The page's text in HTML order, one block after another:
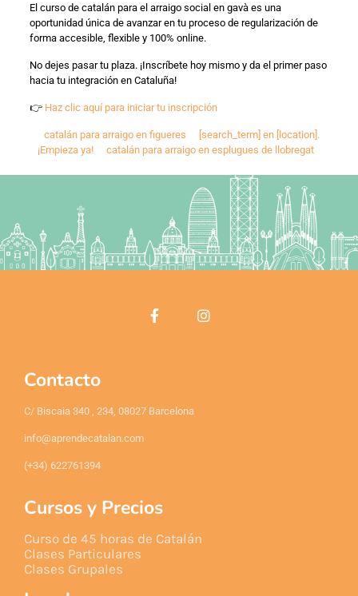
El curso de catalán para el arraigo social en gavà es una
oportunidad única de avanzar en tu proceso de regularización de
forma accesible, flexible y 100% online.
No dejes pasar tu plaza. ¡Inscríbete hoy mismo y da el primer paso
hacia tu integración en Cataluña!
👉 Haz clic aquí para iniciar tu inscripción
catalán para arraigo en figueres
[search_term] en [location].
¡Empieza ya!
catalán para arraigo en esplugues de llobregat
Contacto
C/ Biscaia 340 , 234, 08027 Barcelona
info@aprendecatalan.com
(+34) 622761394
Cursos y Precios
Curso de 45 horas de Catalán
Clases Particulares
Clases Grupales